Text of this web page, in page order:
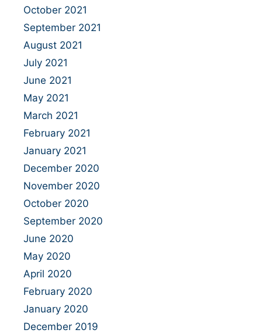
October 2021
September 2021
August 2021
July 2021
June 2021
May 2021
March 2021
February 2021
January 2021
December 2020
November 2020
October 2020
September 2020
June 2020
May 2020
April 2020
February 2020
January 2020
December 2019